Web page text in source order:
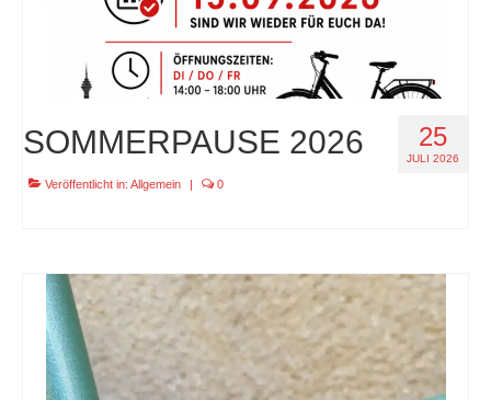
impressum
25
JULI 2026
SOMMERPAUSE 2026
Veröffentlicht in: Allgemein | 0